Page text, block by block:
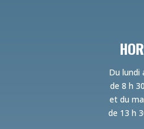
Du lundi
de 8 h
et du
de 13 h